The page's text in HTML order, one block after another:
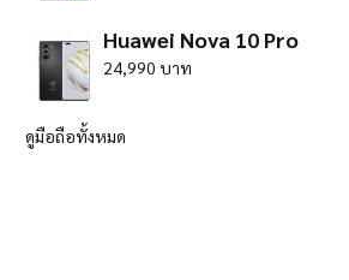
Huawei Nova 10 Pro
24,990 บาท
ดูมือถือทั้งหมด